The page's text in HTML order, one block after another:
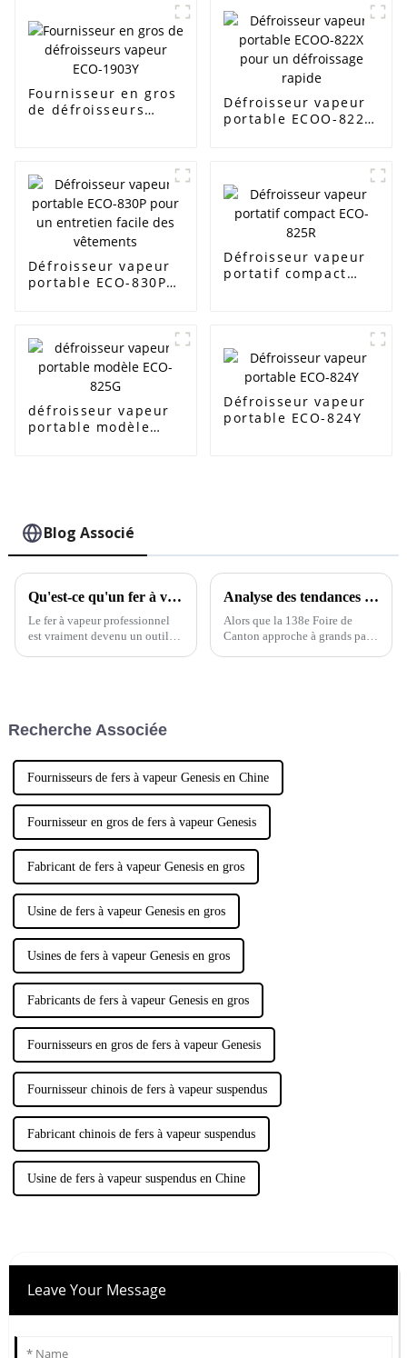
Fournisseur en gros
de défroisseurs
Défroisseur vapeur
portable ECOO-822X
Défroisseur vapeur
portable ECO-830P
Défroisseur vapeur
portatif compact
défroisseur vapeur
portable modèle
Défroisseur vapeur
portable ECO-824Y
Blog Associé
Qu'est-ce qu'un fer à vapeur professionnel et comment fonctionne-t-il ?
Le fer à vapeur professionnel
est vraiment devenu un outil
Analyse des tendances du marché des fers à repasser à vapeur lors de la 138e Foire de Canton 2025 en Chine
Alors que la 138e Foire de
Canton approche à grands pas
Recherche Associée
Fournisseurs de fers à vapeur Genesis en Chine
Fournisseur en gros de fers à vapeur Genesis
Fabricant de fers à vapeur Genesis en gros
Usine de fers à vapeur Genesis en gros
Usines de fers à vapeur Genesis en gros
Fabricants de fers à vapeur Genesis en gros
Fournisseurs en gros de fers à vapeur Genesis
Fournisseur chinois de fers à vapeur suspendus
Fabricant chinois de fers à vapeur suspendus
Usine de fers à vapeur suspendus en Chine
Leave Your Message